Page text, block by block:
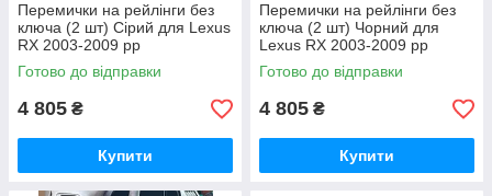
Перемички на рейлінги без
ключа (2 шт) Сірий для Lexus
RX 2003-2009 рр
Готово до відправки
4 805 ₴
Купити
Перемички на рейлінги без
ключа (2 шт) Чорний для
Lexus RX 2003-2009 рр
Готово до відправки
4 805 ₴
Купити